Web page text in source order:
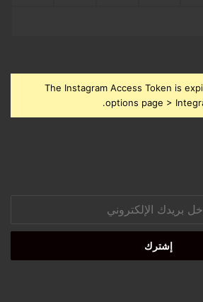
The Instagram Access Token is
options page >